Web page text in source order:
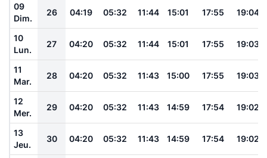
09
Dim.
26 04:19 05:32 11:44 15:01 17:55 19:04
10
Lun.
27 04:20 05:32 11:44 15:01 17:55 19:03
11
Mar.
28 04:20 05:32 11:43 15:00 17:55 19:03
12
Mer.
29 04:20 05:32 11:43 14:59 17:54 19:02
13
Jeu.
30 04:20 05:32 11:43 14:59 17:54 19:02